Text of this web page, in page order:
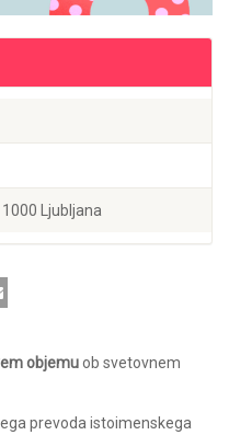
Ljubljana
objemuob svetovnem
prevoda istoimenskega